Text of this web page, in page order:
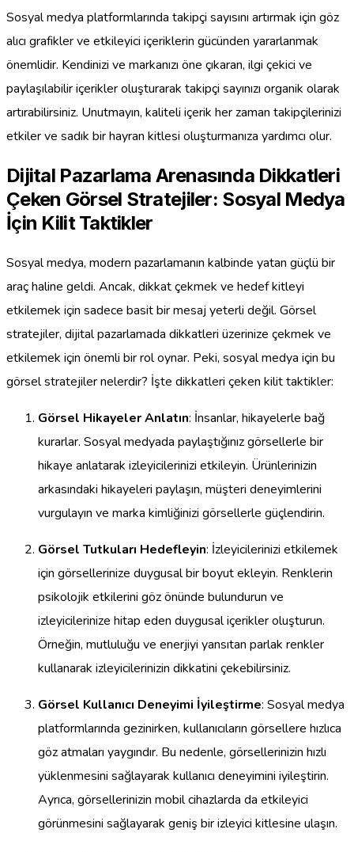
Sosyal medya platformlarında takipçi sayısını artırmak için göz
alıcı grafikler ve etkileyici içeriklerin gücünden yararlanmak
önemlidir. Kendinizi ve markanızı öne çıkaran, ilgi çekici ve
paylaşılabilir içerikler oluşturarak takipçi sayınızı organik olarak
artırabilirsiniz. Unutmayın, kaliteli içerik her zaman takipçilerinizi
etkiler ve sadık bir hayran kitlesi oluşturmanıza yardımcı olur.
Dijital Pazarlama Arenasında Dikkatleri
Çeken Görsel Stratejiler: Sosyal Medya
İçin Kilit Taktikler
Sosyal medya, modern pazarlamanın kalbinde yatan güçlü bir
araç haline geldi. Ancak, dikkat çekmek ve hedef kitleyi
etkilemek için sadece basit bir mesaj yeterli değil. Görsel
stratejiler, dijital pazarlamada dikkatleri üzerinize çekmek ve
etkilemek için önemli bir rol oynar. Peki, sosyal medya için bu
görsel stratejiler nelerdir? İşte dikkatleri çeken kilit taktikler:
Görsel Hikayeler Anlatın: İnsanlar, hikayelerle bağ
kurarlar. Sosyal medyada paylaştığınız görsellerle bir
hikaye anlatarak izleyicilerinizi etkileyin. Ürünlerinizin
arkasındaki hikayeleri paylaşın, müşteri deneyimlerini
vurgulayın ve marka kimliğinizi görsellerle güçlendirin.
Görsel Tutkuları Hedefleyin: İzleyicilerinizi etkilemek
için görsellerinize duygusal bir boyut ekleyin. Renklerin
psikolojik etkilerini göz önünde bulundurun ve
izleyicilerinize hitap eden duygusal içerikler oluşturun.
Örneğin, mutluluğu ve enerjiyi yansıtan parlak renkler
kullanarak izleyicilerinizin dikkatini çekebilirsiniz.
Görsel Kullanıcı Deneyimi İyileştirme: Sosyal medya
platformlarında gezinirken, kullanıcıların görsellere hızlıca
göz atmaları yaygındır. Bu nedenle, görsellerinizin hızlı
yüklenmesini sağlayarak kullanıcı deneyimini iyileştirin.
Ayrıca, görsellerinizin mobil cihazlarda da etkileyici
görünmesini sağlayarak geniş bir izleyici kitlesine ulaşın.